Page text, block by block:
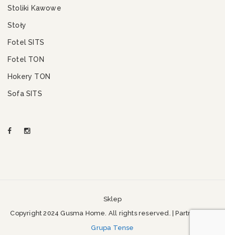
Stoliki Kawowe
Stoły
Fotel SITS
Fotel TON
Hokery TON
Sofa SITS
Sklep
Copyright 2024 Gusma Home. All rights reserved. | Partner SEO
Grupa Tense